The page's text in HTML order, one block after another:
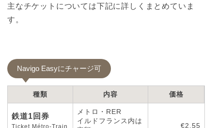
主なチケットについては下記に詳しくまとめていま
す。
Navigo Easyにチャージ可
種類 内容 価格
鉄道1回券
Ticket Métro-Train
メトロ・RER
イルドフランス内は
€2.55